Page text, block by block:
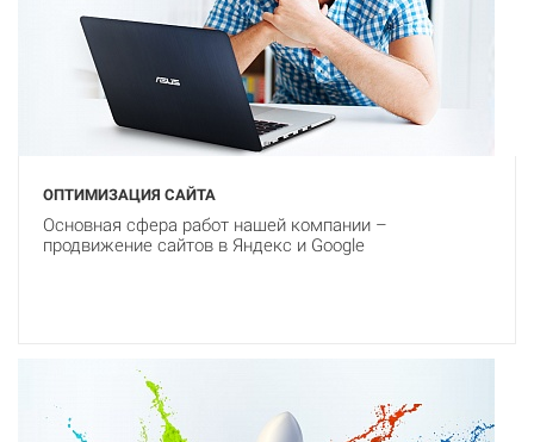
ОПТИМИЗАЦИЯ САЙТА
Основная сфера работ нашей компании –
продвижение сайтов в Яндекс и Google